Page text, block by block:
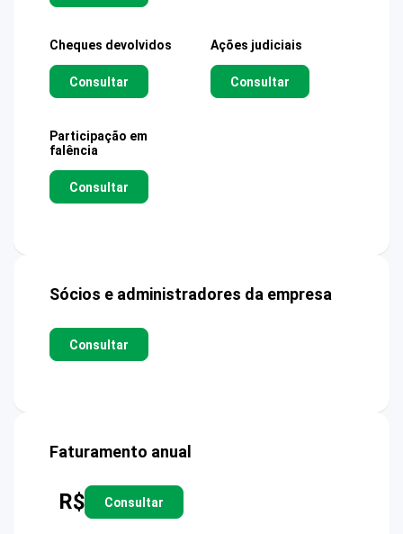
Cheques devolvidos
Consultar
Ações judiciais
Consultar
Participação em
falência
Consultar
Sócios e administradores da empresa
Consultar
Faturamento anual
R$ Consultar